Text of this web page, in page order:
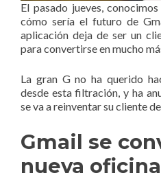
El pasado jueves,
cómo sería el futuro de
aplicación deja de ser un
para convertirse en mucho
La gran G no ha querido
desde esta filtración, y ha
se va a reinventar su cliente
Gmail se
nueva oficina